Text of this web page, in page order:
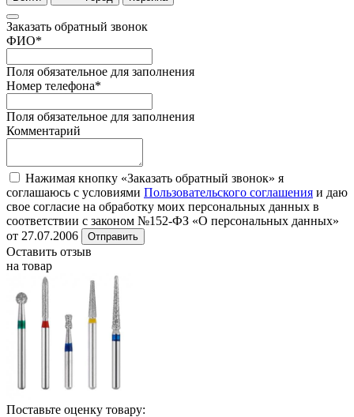
Заказать обратный звонок
ФИО*
Поля обязательное для заполнения
Номер телефона*
Поля обязательное для заполнения
Комментарий
Нажимая кнопку «Заказать обратный звонок» я
соглашаюсь с условиями Пользовательского соглашения и даю
свое согласие на обработку моих персональных данных в
соответствии с законом №152-ФЗ «О персональных данных»
от 27.07.2006
Отправить
Оставить отзыв
на товар
Поставьте оценку товару: